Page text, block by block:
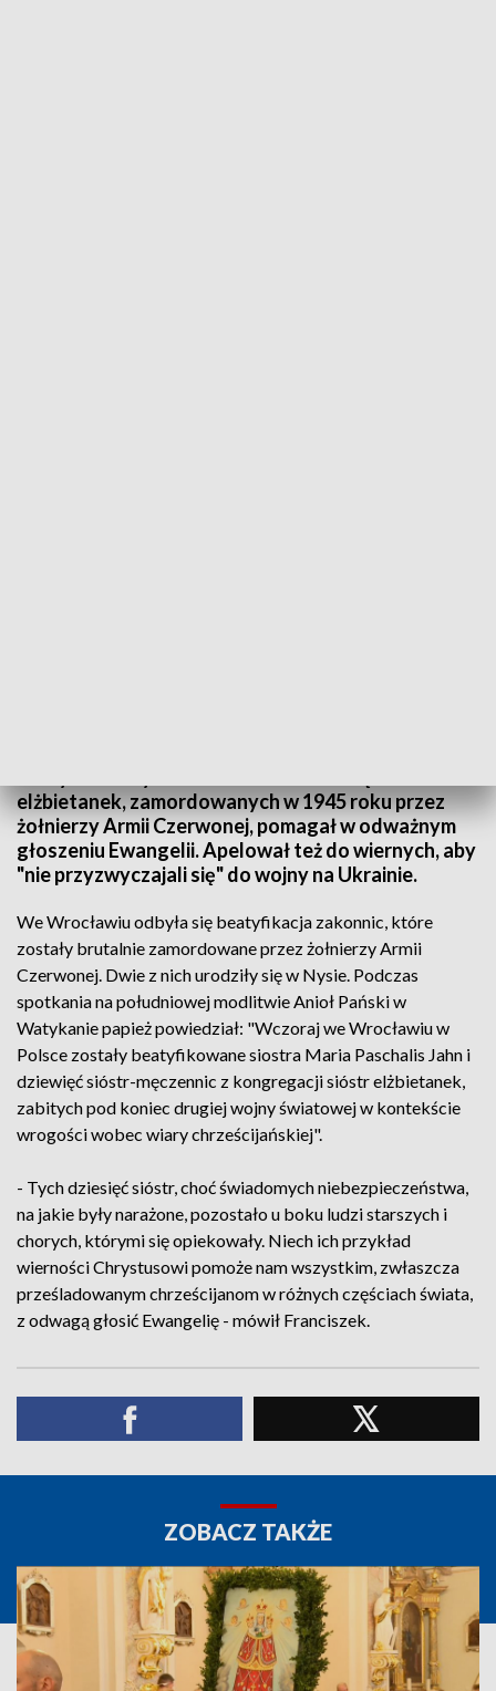
elżbietanek, zamordowanych w 1945 roku przez
żołnierzy Armii Czerwonej, pomagał w odważnym
głoszeniu Ewangelii. Apelował też do wiernych, aby
"nie przyzwyczajali się" do wojny na Ukrainie.
We Wrocławiu odbyła się beatyfikacja zakonnic, które
zostały brutalnie zamordowane przez żołnierzy Armii
Czerwonej. Dwie z nich urodziły się w Nysie. Podczas
spotkania na południowej modlitwie Anioł Pański w
Watykanie papież powiedział: "Wczoraj we Wrocławiu w
Polsce zostały beatyfikowane siostra Maria Paschalis Jahn i
dziewięć sióstr-męczennic z kongregacji sióstr elżbietanek,
zabitych pod koniec drugiej wojny światowej w kontekście
wrogości wobec wiary chrześcijańskiej".
- Tych dziesięć sióstr, choć świadomych niebezpieczeństwa,
na jakie były narażone, pozostało u boku ludzi starszych i
chorych, którymi się opiekowały. Niech ich przykład
wierności Chrystusowi pomoże nam wszystkim, zwłaszcza
prześladowanym chrześcijanom w różnych częściach świata,
z odwagą głosić Ewangelię - mówił Franciszek.
ZOBACZ TAKŻE